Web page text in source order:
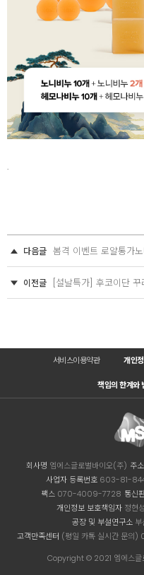
.
다음글 봄격 이벤트 로얄통가
이전글 [설날특가] 후코이단 꾸
서비스이용약관 개인
책임의 한계와
회사명 엠에스글로벌바이오(주) 주소
사업자 등록번호603-81-
팩스070-4009-7728 통신
개인정보 보호책임자 정현성
공장 및 부설연구소
고객만족센터 (평일 카톡 실시간 문
Copyright © 2021 엠에스